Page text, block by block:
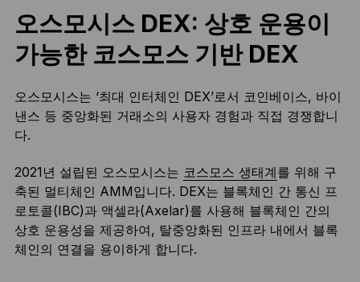
오스모시스 DEX: 상호 운용이
가능한 코스모스 기반 DEX
오스모시스는 ‘최대 인터체인 DEX’로서 코인베이스, 바이
낸스 등 중앙화된 거래소의 사용자 경험과 직접 경쟁합니
다.
2021년 설립된 오스모시스는 코스모스 생태계를 위해 구
축된 멀티체인 AMM입니다. DEX는 블록체인 간 통신 프
로토콜(IBC)과 액셀라(Axelar)를 사용해 블록체인 간의
상호 운용성을 제공하여, 탈중앙화된 인프라 내에서 블록
체인의 연결을 용이하게 합니다.